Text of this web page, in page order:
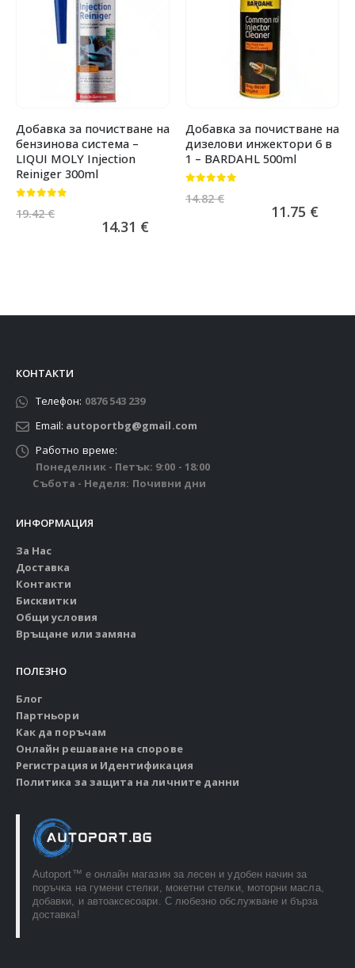
Добавка за почистване на
бензинова система –
LIQUI MOLY Injection
Reiniger 300ml
19.42€
14.31 €
Добавка за почистване на
дизелови инжектори 6 в
1 – BARDAHL 500ml
14.82€
11.75 €
КОНТАКТИ
Телефон: 0876 543 239
Email: autoportbg@gmail.com
Работно време:
Понеделник - Петък: 9:00 - 18:00
Събота - Неделя: Почивни дни
ИНФОРМАЦИЯ
За Нас
Доставка
Контакти
Бисквитки
Общи условия
Връщане или замяна
ПОЛЕЗНО
Блог
Партньори
Как да поръчам
Онлайн решаване на спорове
Регистрация и Идентификация
Политика за защита на личните данни
Autoport™ e онлайн магазин за лесен и удобен начин за
поръчка на гумени стелки, мокетни стелки, моторни масла,
добавки, и автоаксесоари. С любезно обслужване и бърза
доставка!